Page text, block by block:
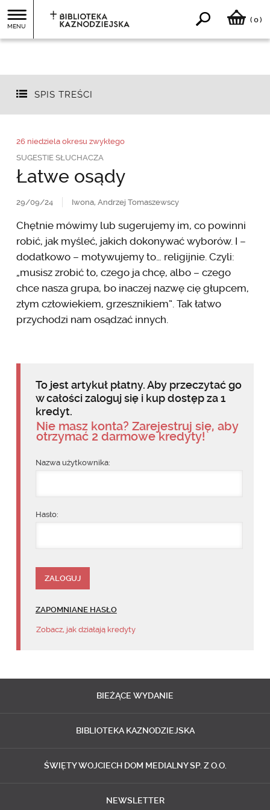
MENU
( 0)
SPIS TREŚCI
26 niedziela okresu zwykłego
SUGESTIE SŁUCHACZA
Łatwe osądy
29/09/24 Iwona, Andrzej Tomaszewscy
Chętnie mówimy lub sugerujemy im, co powinni
robić, jak myśleć, jakich dokonywać wyborów. I –
dodatkowo – motywujemy to… religijnie. Czyli:
„musisz zrobić to, czego ja chcę, albo – czego
chce nasza grupa, bo inaczej nazwę cię głupcem,
złym człowiekiem, grzesznikiem”. Tak łatwo
przychodzi nam osądzać innych.
To jest artykuł płatny. Aby przeczytać go
w całości zaloguj się i kup dostęp za 1
kredyt.
Nie masz konta? Zarejestruj się, aby
otrzymać 2 darmowe kredyty!
Nazwa użytkownika:
Hasło:
ZAPOMNIANE HASŁO
Zobacz, jak działają kredyty
BIEŻĄCE WYDANIE
BIBLIOTEKA KAZNODZIEJSKA
ŚWIĘTY WOJCIECH DOM MEDIALNY SP. Z O.O.
NEWSLETTER